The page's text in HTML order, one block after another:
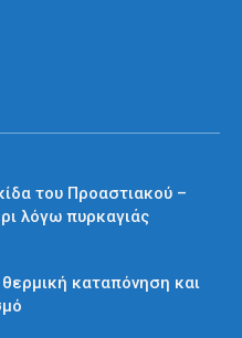
του Προαστιακού –
λόγω πυρκαγιάς
καταπόνηση και